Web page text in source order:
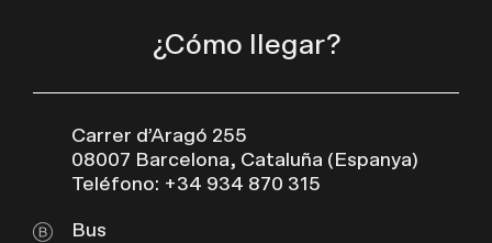
¿Cómo llegar?
Carrer d’Aragó 255
08007 Barcelona, Cataluña (Espanya)
Teléfono: +34 934 870 315
Bus